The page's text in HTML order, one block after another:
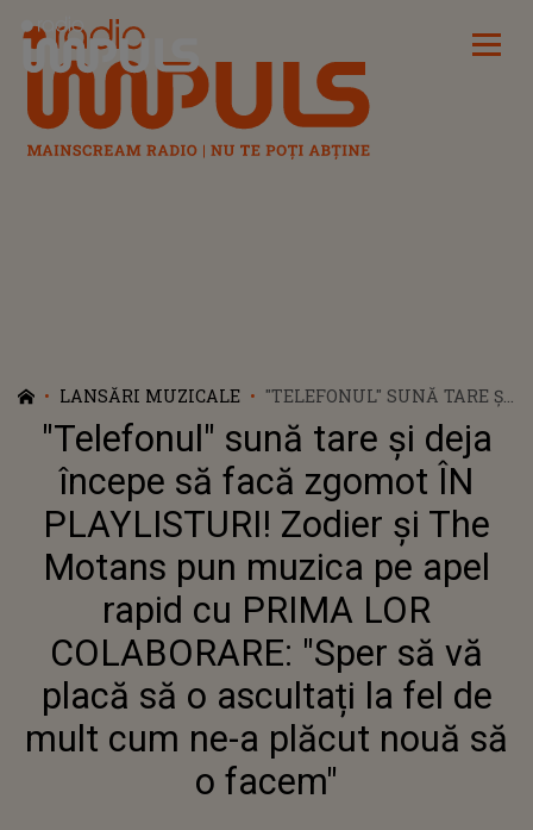
Radio Impuls
LANSĂRI MUZICALE
"TELEFONUL" SUNĂ TARE ȘI
DEJA ÎNCEPE SĂ FACĂ
ZGOMOT ÎN PLAYLISTURI!
ZODIER ȘI THE MOTANS
PUN MUZICA PE APEL
RAPID CU PRIMA LOR
COLABORARE: "SPER SĂ VĂ
PLACĂ SĂ O ASCULTAȚI LA
FEL DE MULT CUM NE-A
PLĂCUT NOUĂ SĂ O FACEM"
"Telefonul" sună tare și deja
începe să facă zgomot ÎN
PLAYLISTURI! Zodier și The
Motans pun muzica pe apel
rapid cu PRIMA LOR
COLABORARE: "Sper să vă
placă să o ascultați la fel de
mult cum ne-a plăcut nouă să
o facem"